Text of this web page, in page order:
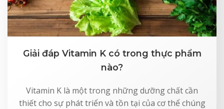
Giải đáp Vitamin K có trong thực phẩm
nào?
Vitamin K là một trong những dưỡng chất cần
thiết cho sự phát triển và tồn tại của cơ thể chúng